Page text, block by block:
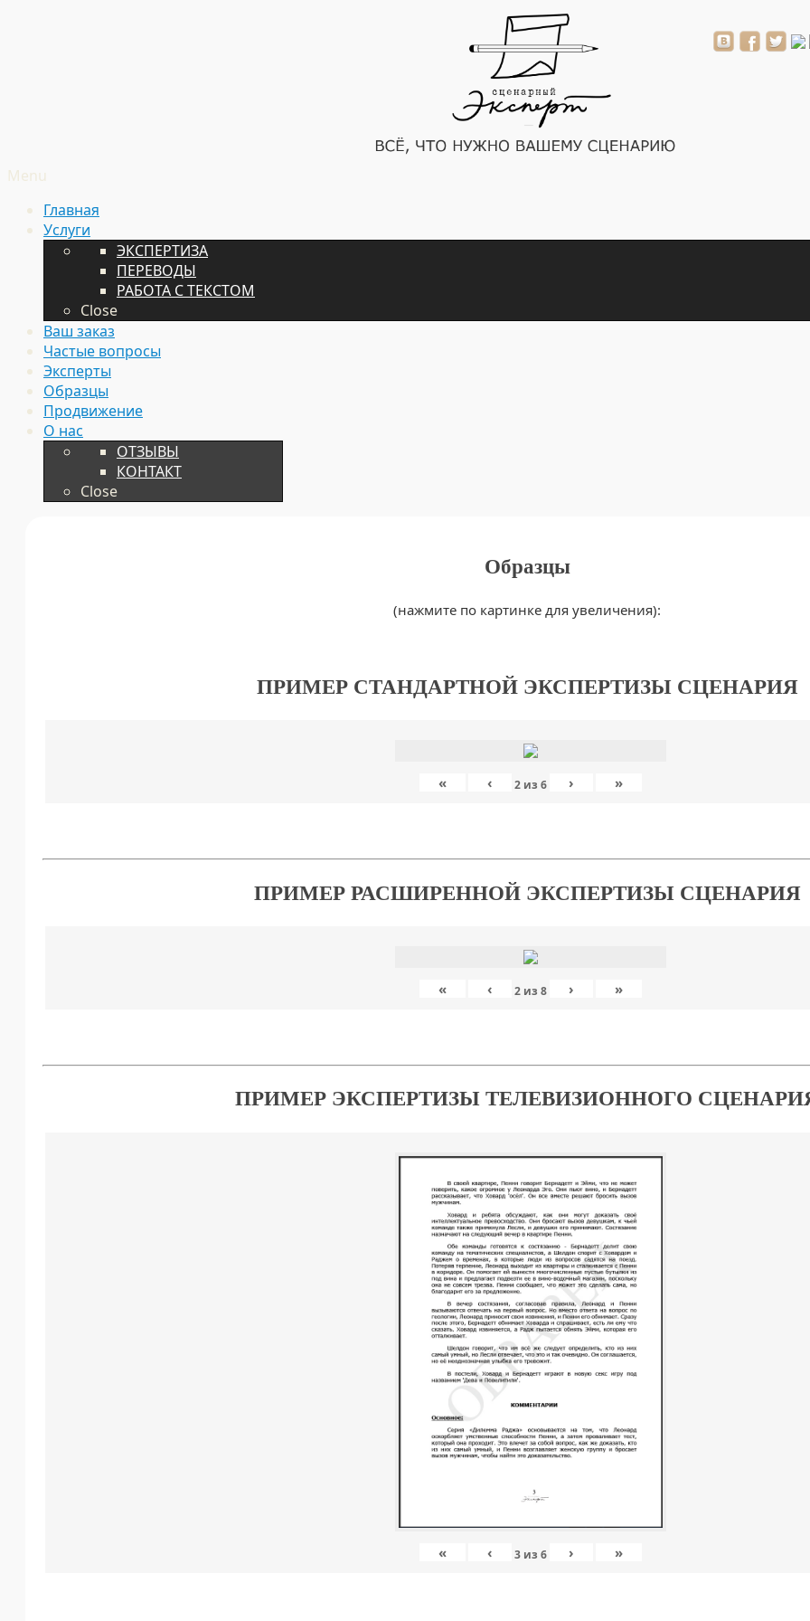
Menu
Главная
Услуги
ЭКСПЕРТИЗА
ПЕРЕВОДЫ
РАБОТА С ТЕКСТОМ
Close
Ваш заказ
Частые вопросы
Эксперты
Образцы
Продвижение
О нас
ОТЗЫВЫ
КОНТАКТ
Close
Образцы
(нажмите по картинке для увеличения):
ПРИМЕР СТАНДАРТНОЙ ЭКСПЕРТИЗЫ СЦЕНАРИЯ
« ‹ 2 из 6 › »
ПРИМЕР РАСШИРЕННОЙ ЭКСПЕРТИЗЫ СЦЕНАРИЯ
« ‹ 2 из 8 › »
ПРИМЕР ЭКСПЕРТИЗЫ ТЕЛЕВИЗИОННОГО
« ‹ 3 из 6 › »